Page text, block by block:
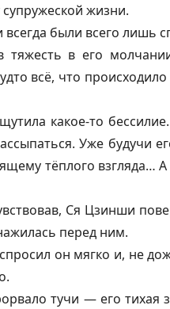
супружеской жизни.
всегда были всего лишь
тяжесть в его
всё, что
какое-то
Уже будучи
тёплого взгляда…
Ся Цзинши
перед ним.
он мягко и, не
тучи — его тихая